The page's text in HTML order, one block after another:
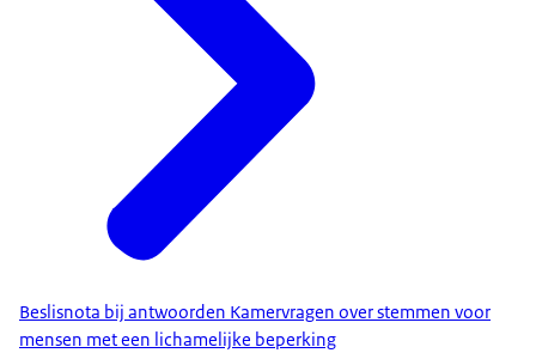
Beslisnota bij antwoorden Kamervragen over stemmen voor
mensen met een lichamelijke beperking